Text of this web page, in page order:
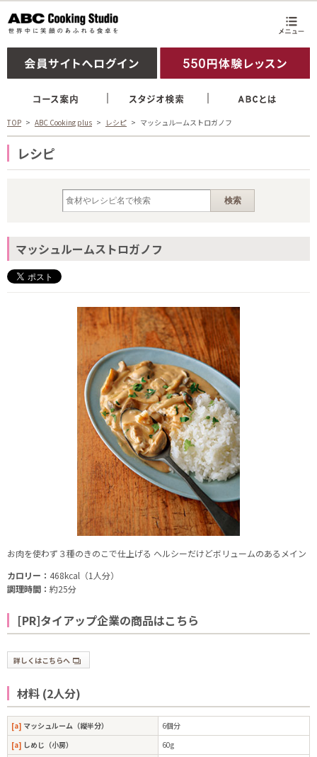
TOP ABC Cooking plus レシピ マッシュルームストロガノフ
レシピ
マッシュルームストロガノフ
お肉を使わず３種のきのこで仕上げる ヘルシーだけどボリュームのあるメイン
カロリー： 468kcal（1人分）
調理時間： 約25分
[PR]タイアップ企業の商品はこちら
詳しくはこちらへ
材料 (2人分)
[a] マッシュルーム（縦半分）
6個分
[a] しめじ（小房）
60g